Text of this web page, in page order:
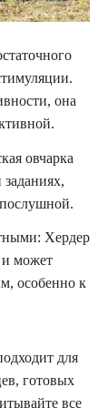
она
овчарка
Хердер
и может
особенно к
для
готовых
все